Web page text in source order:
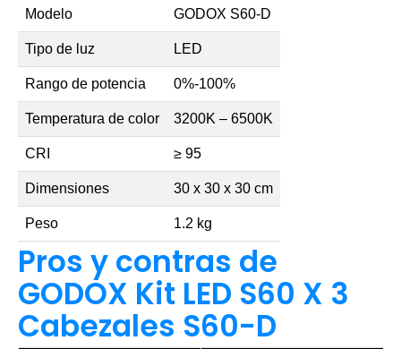
Modelo GODOX S60-D
Tipo de luz LED
Rango de potencia 0%-100%
Temperatura de color 3200K – 6500K
CRI ≥ 95
Dimensiones 30 x 30 x 30 cm
Peso 1.2 kg
Pros y contras de
GODOX Kit LED S60 X 3
Cabezales S60-D